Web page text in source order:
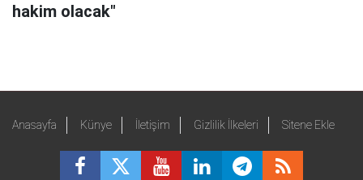
hakim olacak"
Anasayfa Künye İletişim Gizlilik İlkeleri Sitene Ekle